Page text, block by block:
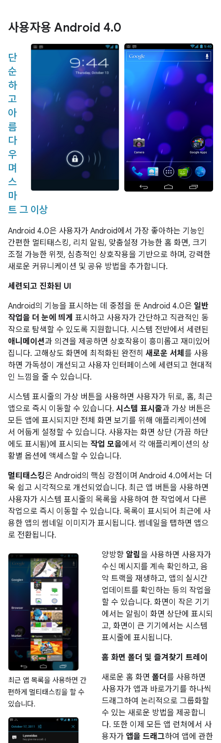
사용자용 Android 4.0
단
순
하
고
아
름
다
우
며
스
마
트 그 이상
Android 4.0은 사용자가 Android에서 가장 좋아하는 기능인
간편한 멀티태스킹, 리치 알림, 맞춤설정 가능한 홈 화면, 크기
조절 가능한 위젯, 심층적인 상호작용을 기반으로 하며, 강력한
새로운 커뮤니케이션 및 공유 방법을 추가합니다.
세련되고 진화된 UI
Android의 기능을 표시하는 데 중점을 둔 Android 4.0은 일반
작업을 더 눈에 띄게 표시하고 사용자가 간단하고 직관적인 동
작으로 탐색할 수 있도록 지원합니다. 시스템 전반에서 세련된
애니메이션과 의견을 제공하면 상호작용이 흥미롭고 재미있어
집니다. 고해상도 화면에 최적화된 완전히 새로운 서체 를 사용
하면 가독성이 개선되고 사용자 인터페이스에 세련되고 현대적
인 느낌을 줄 수 있습니다.
시스템 표시줄의 가상 버튼을 사용하면 사용자가 뒤로, 홈, 최근
앱으로 즉시 이동할 수 있습니다. 시스템 표시줄과 가상 버튼은
모든 앱에 표시되지만 전체 화면 보기를 위해 애플리케이션에
서 어둡게 설정할 수 있습니다. 사용자는 화면 상단 (가끔 하단
에도 표시됨)에 표시되는 작업 모음에서 각 애플리케이션의 상
황별 옵션에 액세스할 수 있습니다.
멀티태스킹은 Android의 핵심 강점이며 Android 4.0에서는 더
욱 쉽고 시각적으로 개선되었습니다. 최근 앱 버튼을 사용하면
사용자가 시스템 표시줄의 목록을 사용하여 한 작업에서 다른
작업으로 즉시 이동할 수 있습니다. 목록이 표시되어 최근에 사
용한 앱의 썸네일 이미지가 표시됩니다. 썸네일을 탭하면 앱으
로 전환됩니다.
최근 앱 목록을 사용하면 간
편하게 멀티태스킹을 할 수
있습니다.
양방향 알림 을 사용하면 사용자가
수신 메시지를 계속 확인하고, 음
악 트랙을 재생하고, 앱의 실시간
업데이트를 확인하는 등의 작업을
할 수 있습니다. 화면이 작은 기기
에서는 알림이 화면 상단에 표시되
고, 화면이 큰 기기에서는 시스템
표시줄에 표시됩니다.
홈 화면 폴더 및 즐겨찾기 트레이
새로운 홈 화면 폴더 를 사용하면
사용자가 앱과 바로가기를 하나씩
드래그하여 논리적으로 그룹화할
수 있는 새로운 방법을 제공합니
다. 또한 이제 모든 앱 런처에서 사
용자가 앱을 드래그하여 앱에 관한